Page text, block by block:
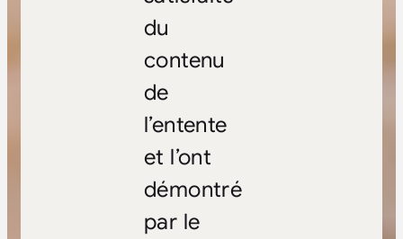
du
contenu
de
l’entente
et l’ont
démontré
par le